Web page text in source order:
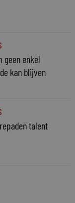
geen enkel
kan blijven
talent